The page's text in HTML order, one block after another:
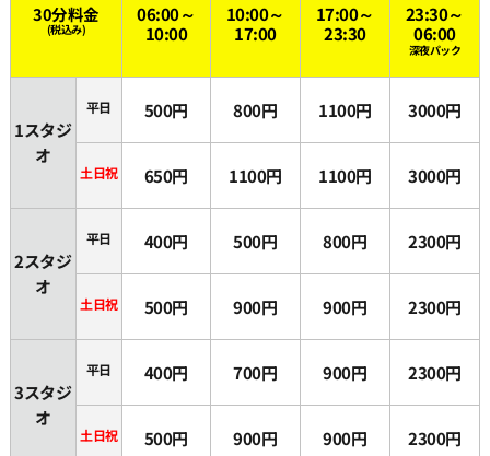
30分料金
(税込み)
06:00～
10:00
10:00～
17:00
17:00～
23:30
23:30～
06:00
深夜パック
1スタジ
オ
平日 500円 800円 1100円 3000円
土日祝 650円 1100円 1100円 3000円
2スタジ
オ
平日 400円 500円 800円 2300円
土日祝 500円 900円 900円 2300円
3スタジ
オ
平日 400円 700円 900円 2300円
土日祝 500円 900円 900円 2300円